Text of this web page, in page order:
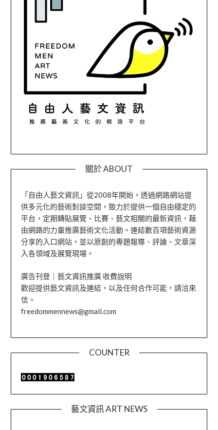
關於 ABOUT
「自由人藝文資訊」從2008年開始，透過網路網站提
供多元化的藝術對談空間，致力於提供一個自由穩定的
平台，定期轉貼展覽、比賽、藝文相關的最新資訊，藉
由網路的力量推廣藝術文化活動。連結數百項藝術資源
分享的入口網站，並以原創的專題報導、評論、文章深
入各領域及展覽現場。
廣告刊登｜藝文資訊推廣 收費說明
歡迎提供藝文資訊及連結，以及任何合作可能，請洽來
信。
freedommennews@gmail.com
COUNTER
藝文資訊 ART NEWS